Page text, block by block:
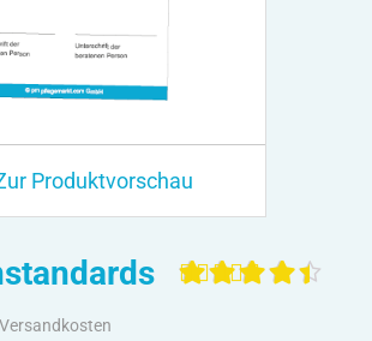
Produktvorschau